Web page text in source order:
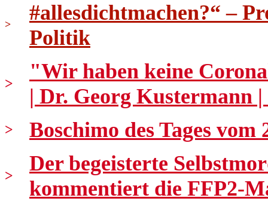
>
#allesdichtmachen?“ –
Politik
>
"Wir haben keine
| Dr. Georg Kustermann
> Boschimo des Tages
>
Der begeisterte
kommentiert die FFP2-